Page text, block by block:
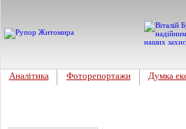
Аналітика Фоторепортажи Думка